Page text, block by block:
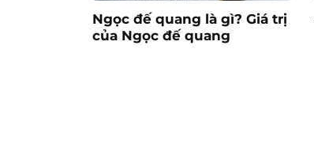
Ngọc đế quang là gì? Giá trị
của Ngọc đế quang